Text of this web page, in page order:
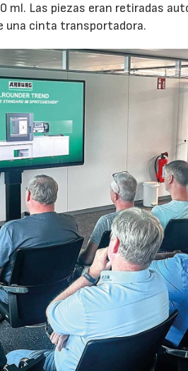
ml. Las piezas eran retiradas
una cinta transportadora.